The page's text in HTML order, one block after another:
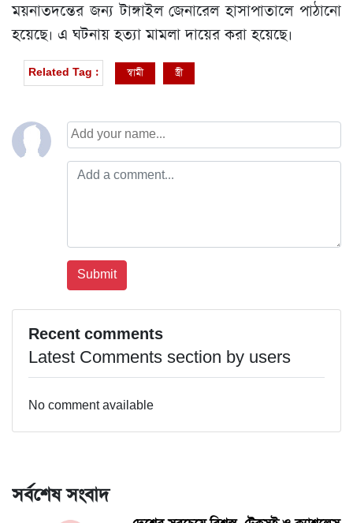
ময়নাতদন্তের জন্য টাঙ্গাইল জেনারেল হাসাপাতালে পাঠানো
হয়েছে। এ ঘটনায় হত্যা মামলা দায়ের করা হয়েছে।
Related Tag : স্বামী স্ত্রী
Recent comments
Latest Comments section by users
No comment available
সর্বশেষ সংবাদ